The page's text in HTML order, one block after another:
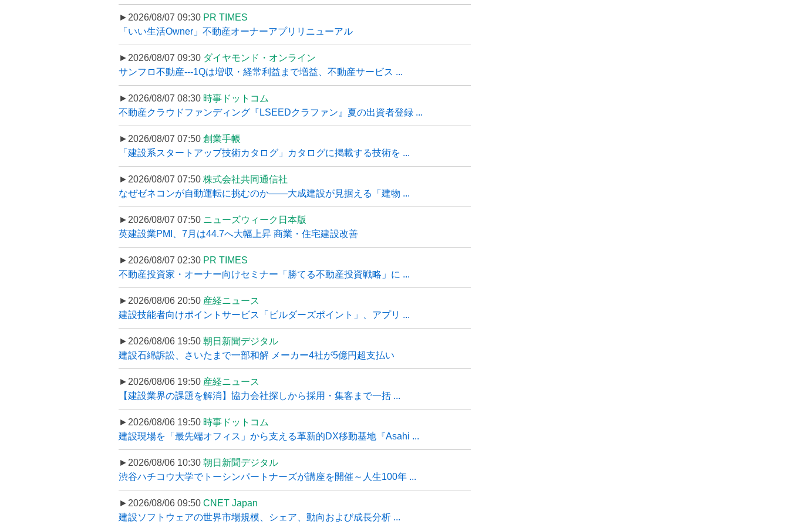
►2026/08/07 09:30 PR TIMES
「いい生活Owner」不動産オーナーアプリリニューアル
►2026/08/07 09:30 ダイヤモンド・オンライン
サンフロ不動産---1Qは増収・経常利益まで増益、不動産サービス ...
►2026/08/07 08:30 時事ドットコム
不動産クラウドファンディング『LSEEDクラファン』夏の出資者登録 ...
►2026/08/07 07:50 創業手帳
「建設系スタートアップ技術カタログ」カタログに掲載する技術を ...
►2026/08/07 07:50 株式会社共同通信社
なぜゼネコンが自動運転に挑むのか――大成建設が見据える「建物 ...
►2026/08/07 07:50 ニューズウィーク日本版
英建設業PMI、7月は44.7へ大幅上昇 商業・住宅建設改善
►2026/08/07 02:30 PR TIMES
不動産投資家・オーナー向けセミナー「勝てる不動産投資戦略」に ...
►2026/08/06 20:50 産経ニュース
建設技能者向けポイントサービス「ビルダーズポイント」、アプリ ...
►2026/08/06 19:50 朝日新聞デジタル
建設石綿訴訟、さいたまで一部和解 メーカー4社が5億円超支払い
►2026/08/06 19:50 産経ニュース
【建設業界の課題を解消】協力会社探しから採用・集客まで一括 ...
►2026/08/06 19:50 時事ドットコム
建設現場を「最先端オフィス」から支える革新的DX移動基地『Asahi ...
►2026/08/06 10:30 朝日新聞デジタル
渋谷ハチコウ大学でトーシンパートナーズが講座を開催～人生100年 ...
►2026/08/06 09:50 CNET Japan
建設ソフトウェアの世界市場規模、シェア、動向および成長分析 ...